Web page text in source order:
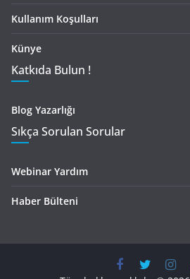
Kullanım Koşulları
Künye
Katkıda Bulun !
Blog Yazarlığı
Sıkça Sorulan Sorular
Webinar Yardım
Haber Bülteni